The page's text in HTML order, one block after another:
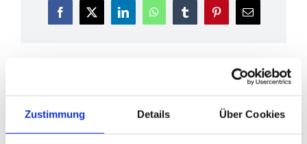
Zustimmung Details Über Cookies
Facebook
X LinkedInWhatsAppTumblrPinterest
E-
Mail
Eucharistiefeier Vesper